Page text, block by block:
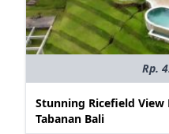
Rp.
Stunning Ricefield View
Tabanan Bali